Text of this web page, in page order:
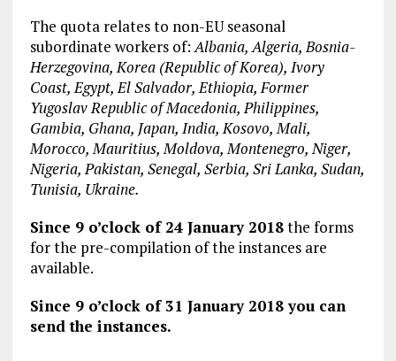
The quota relates to non-EU seasonal
subordinate workers of:Albania, Algeria, Bosnia-
Herzegovina, Korea (Republic of Korea), Ivory
Coast, Egypt, El Salvador, Ethiopia, Former
Yugoslav Republic of Macedonia, Philippines,
Gambia, Ghana, Japan, India, Kosovo, Mali,
Morocco, Mauritius, Moldova, Montenegro, Niger,
Nigeria, Pakistan, Senegal, Serbia, Sri Lanka, Sudan,
Tunisia, Ukraine.
Since 9 o’clock of 24 January 2018the forms
for the pre-compilation of the instances are
available.
Since 9 o’clock of 31 January 2018you can
send the instances.